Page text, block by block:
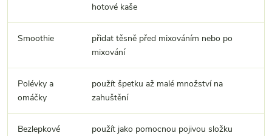
hotové kaše
Smoothie
přidat těsně před mixováním nebo po
mixování
Polévky a
omáčky
použít špetku až malé množství na
zahuštění
Bezlepkové
použít jako pomocnou pojivou složku